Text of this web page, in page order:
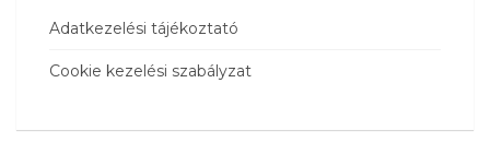
Adatkezelési tájékoztató
Cookie kezelési szabályzat